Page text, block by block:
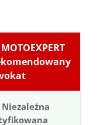
Niezależna